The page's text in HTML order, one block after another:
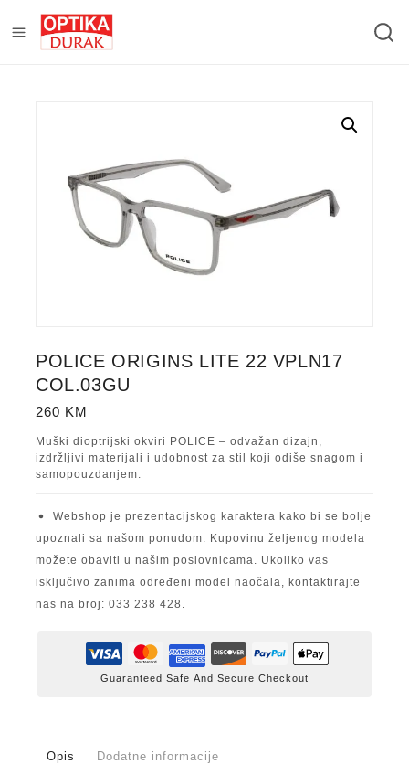
POLICE ORIGINS LITE 22 VPLN17
COL.03GU
260 KM
Muški dioptrijski okviri POLICE – odvažan dizajn,
izdržljivi materijali i udobnost za stil koji odiše snagom i
samopouzdanjem.
Webshop je prezentacijskog karaktera kako bi se bolje
upoznali sa našom ponudom. Kupovinu željenog modela
možete obaviti u našim poslovnicama. Ukoliko vas
isključivo zanima određeni model naočala, kontaktirajte
nas na broj: 033 238 428.
Guaranteed Safe And Secure Checkout
Opis Dodatne informacije